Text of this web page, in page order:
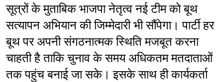
सूत्रों के मुताबिक भाजपा नेतृत्व नई टीम को बूथ
सत्यापन अभियान की जिम्मेदारी भी सौंपेगा। पार्टी हर
बूथ पर अपनी संगठनात्मक स्थिति मजबूत करना
चाहती है ताकि चुनाव के समय अधिकतम मतदाताओं
तक पहुंच बनाई जा सके। इसके साथ ही कार्यकर्ता